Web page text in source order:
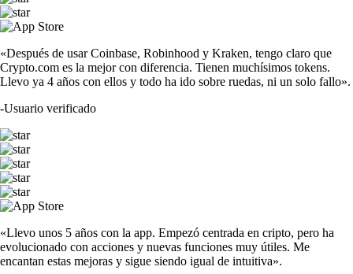
«Después de usar Coinbase, Robinhood y Kraken, tengo claro que
Crypto.com es la mejor con diferencia. Tienen muchísimos tokens.
Llevo ya 4 años con ellos y todo ha ido sobre ruedas, ni un solo fallo».
-Usuario verificado
«Llevo unos 5 años con la app. Empezó centrada en cripto, pero ha
evolucionado con acciones y nuevas funciones muy útiles. Me
encantan estas mejoras y sigue siendo igual de intuitiva».